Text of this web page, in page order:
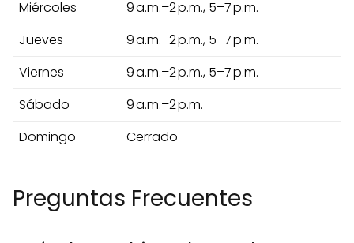
Miércoles
9 a.m.–2 p.m., 5–7 p.m.
Jueves
9 a.m.–2 p.m., 5–7 p.m.
Viernes
9 a.m.–2 p.m., 5–7 p.m.
Sábado
9 a.m.–2 p.m.
Domingo
Cerrado
Preguntas Frecuentes